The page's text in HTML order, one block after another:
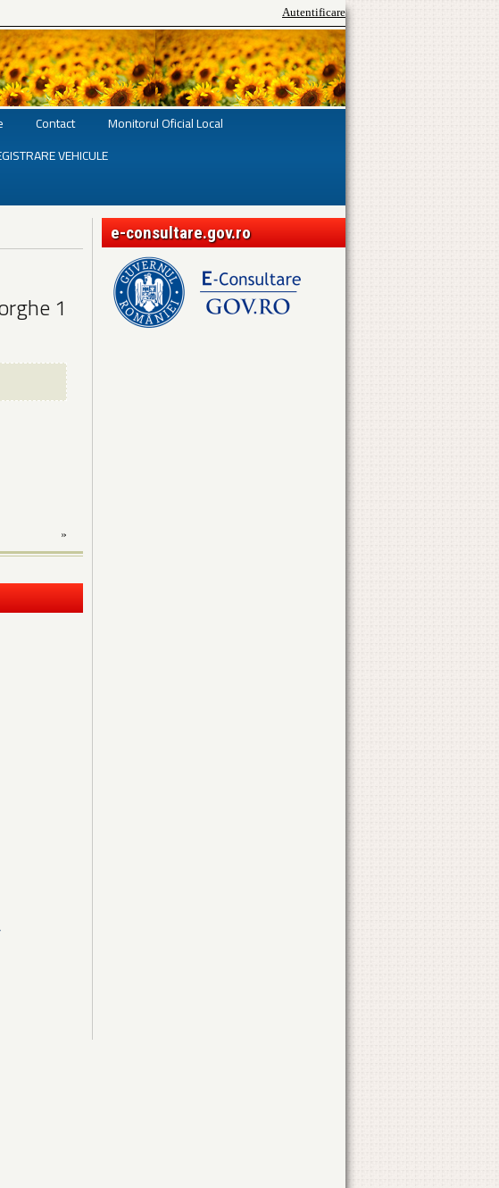
Autentificare
Contact
Monitorul Oficial Local
VEHICULE
1
»
e-consultare.gov.ro